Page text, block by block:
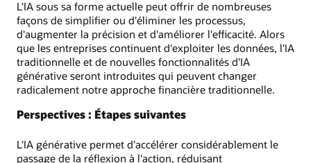
L'IA sous sa forme actuelle peut offrir de nombreuses
façons de simplifier ou d'éliminer les processus,
d'augmenter la précision et d'améliorer l'efficacité. Alors
que les entreprises continuent d'exploiter les données, l'IA
traditionnelle et de nouvelles fonctionnalités d'IA
générative seront introduites qui peuvent changer
radicalement notre approche financière traditionnelle.
Perspectives : Étapes suivantes
L'IA générative permet d'accélérer considérablement le
passage de la réflexion à l'action, réduisant